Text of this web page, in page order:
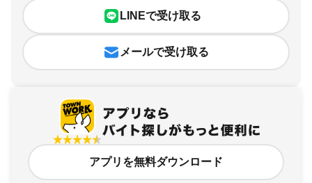
LINEで受け取る
メールで受け取る
アプリを無料ダウンロード